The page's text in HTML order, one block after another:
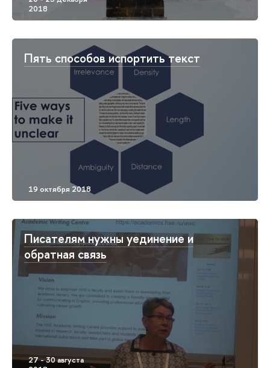
Пять способов испортить текст
Писателям нужны уединение и
обратная связь